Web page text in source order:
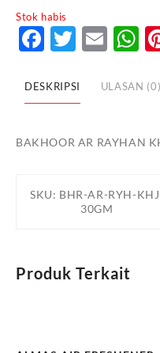
Stok habis
Facebook
DESKRIPSI ULASAN (0)
BAKHOOR AR RAYHAN
SKU: BHR-AR-RYH-
30GM
Produk Terkait